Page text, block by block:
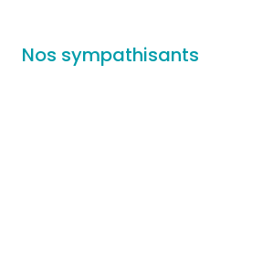
Nos sympathisants